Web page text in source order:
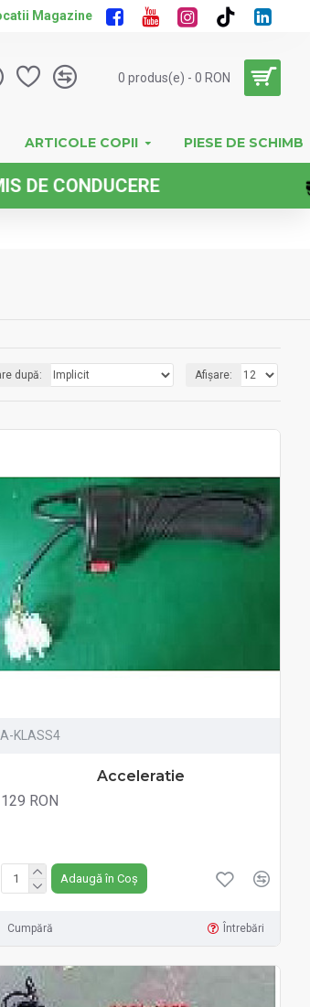
Magazine
0 produs(e) - 0 RON
ARTICOLE COPII PIESE DE SCHIMB
după: Afișare:
A-KLASS4
Acceleratie
129 RON
Adaugă în Coș
Cumpără Întrebări